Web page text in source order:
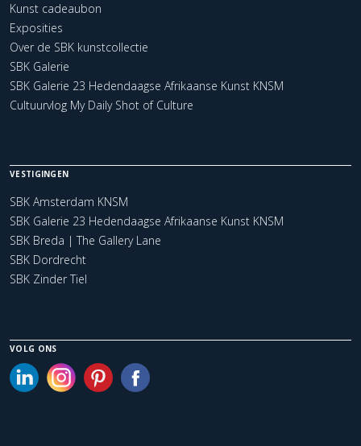
Kunst cadeaubon
Exposities
Over de SBK kunstcollectie
SBK Galerie
SBK Galerie 23 Hedendaagse Afrikaanse Kunst KNSM
Cultuurvlog My Daily Shot of Culture
VESTIGINGEN
SBK Amsterdam KNSM
SBK Galerie 23 Hedendaagse Afrikaanse Kunst KNSM
SBK Breda | The Gallery Lane
SBK Dordrecht
SBK Zinder Tiel
VOLG ONS